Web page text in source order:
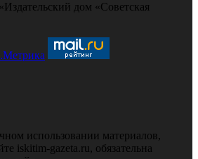
дом «Советская
использовании материалов,
iskitim-gazeta.ru, обязательна